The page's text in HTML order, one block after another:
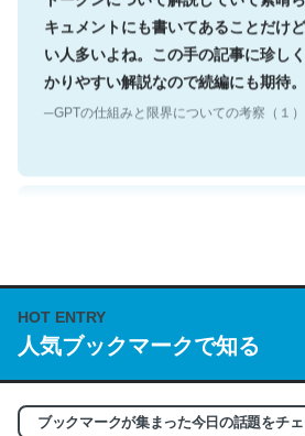
キュメントにも書いてあることだけ
い人多いよね。この手の記事に珍し
かりやすい解説なので続編にも期待。
─GPTの仕組みと限界についての考察（１
https://
/064121
─GPTの仕組みと限界についての考察（１
HOT ENTRY
人気ブックマークで知る
ブックマークが集まった今日の話題をチェ